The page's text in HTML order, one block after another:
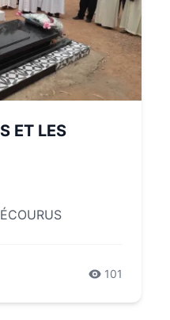
ET LES
101